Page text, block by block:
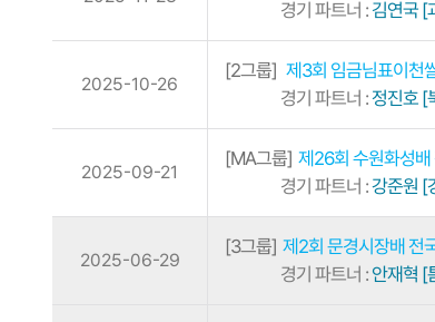
경기 파트너 : 김연국 [
2025-10-26
[2그룹] 제3회 임금님표이천
경기 파트너 :정진호 [
2025-09-21
[MA그룹] 제26회 수원화성배
경기 파트너 :강준원 [
2025-06-29
[3그룹] 제2회 문경시장배 전
경기 파트너 : 안재혁 [